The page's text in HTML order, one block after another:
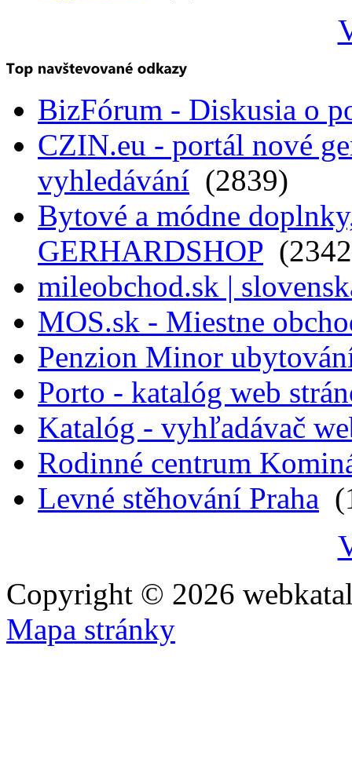
BizFórum - Diskusia o
CZIN.eu - portál nové
vyhledávání (2839)
Bytové a módne
GERHARDSHOP
mileobchod.sk |
MOS.sk - Miestne
Penzion Minor
Porto - katalóg web
Katalóg - vyhľadávač
Rodinné centrum
Levné stěhování Praha
Copyright © 2026
Mapa stránky